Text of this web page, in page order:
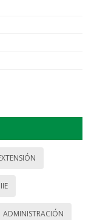
IIE
ADMINISTRACIÓN